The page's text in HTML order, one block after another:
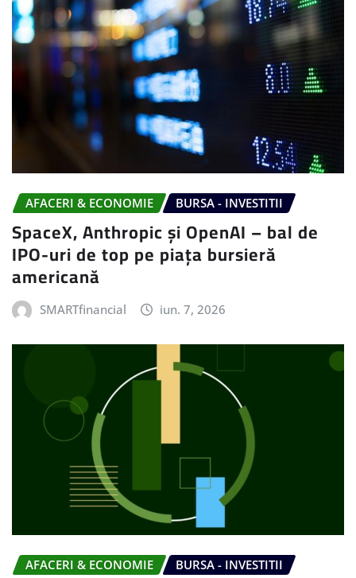
AFACERI & ECONOMIE BURSA - INVESTITII
SpaceX, Anthropic și OpenAI – bal de
IPO-uri de top pe piața bursieră
americană
SMARTfinancial iun. 7, 2026
AFACERI & ECONOMIE
BURSA - INVESTITII